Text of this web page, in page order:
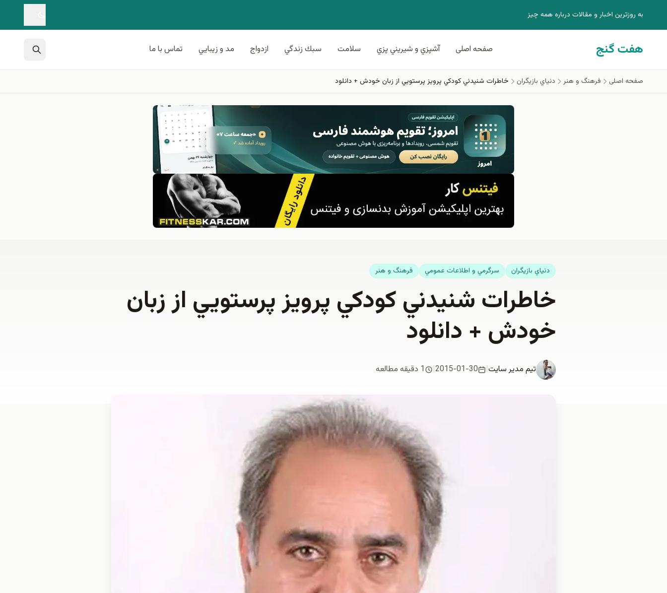
به روزترين اخبار و مقالات درباره همه چيز
هفت گنج صفحه اصلی آشپزي و شيريني پزي سلامت سبك زندگي ازدواج مد و زيبايي تماس با ما
صفحه اصلی فرهنگ و هنر دنياي بازيگران خاطرات شنيدني كودكي پرویز پرستويي از زبان خودش + دانلود
دنياي بازيگران سرگرمي و اطلاعات عمومي فرهنگ و هنر
خاطرات شنيدني كودكي پرویز پرستويي از زبان
خودش + دانلود
تیم مدیر سایت|
2015-01-30
| 1 دقیقه مطالعه